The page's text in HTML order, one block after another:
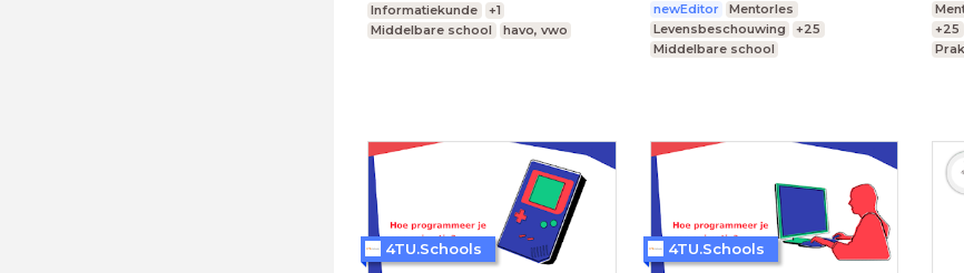
Informatiekunde
+1
Middelbare school
havo, vwo
newEditor
Mentorles
Levensbeschouwing
+25
Middelbare school
+25
4TU.Schools 4TU.Schools